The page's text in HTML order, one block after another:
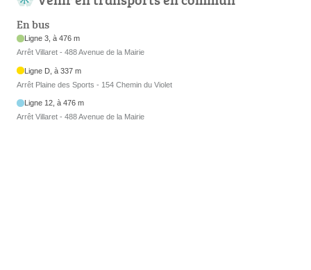
En bus
Ligne 3, à 476 m
Arrêt Villaret - 488 Avenue de la Mairie
Ligne D, à 337 m
Arrêt Plaine des Sports - 154 Chemin du Violet
Ligne 12, à 476 m
Arrêt Villaret - 488 Avenue de la Mairie